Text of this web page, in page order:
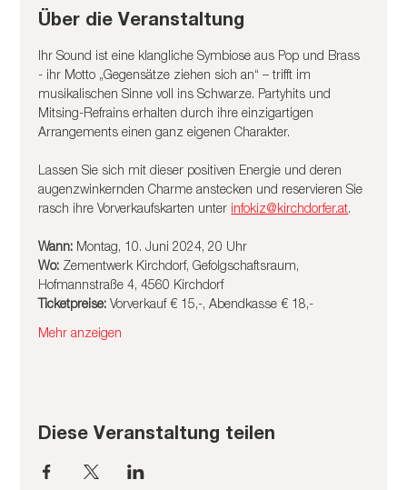
Über die Veranstaltung
Ihr Sound ist eine klangliche Symbiose aus Pop und Brass
- ihr Motto „Gegensätze ziehen sich an“ – trifft im
musikalischen Sinne voll ins Schwarze. Partyhits und
Mitsing-Refrains erhalten durch ihre einzigartigen
Arrangements einen ganz eigenen Charakter.
Lassen Sie sich mit dieser positiven Energie und deren
augenzwinkernden Charme anstecken und reservieren Sie
rasch ihre Vorverkaufskarten unter infokiz@kirchdorfer.at.
Wann: Montag, 10. Juni 2024, 20 Uhr
Wo: Zementwerk Kirchdorf, Gefolgschaftsraum,
Hofmannstraße 4, 4560 Kirchdorf
Ticketpreise: Vorverkauf € 15,-, Abendkasse € 18,-
Mehr anzeigen
Diese Veranstaltung teilen